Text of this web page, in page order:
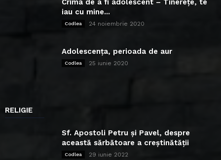
Crima de a fi adolescent – Tinerețe, te
iau cu mine...
Codlea 24 noiembrie 2020
Adolescența, perioada de aur
Codlea 25 iunie 2020
RELIGIE
Sf. Apostoli Petru și Pavel, despre
această sărbătoare a creștinătății
Codlea 29 iunie 2022